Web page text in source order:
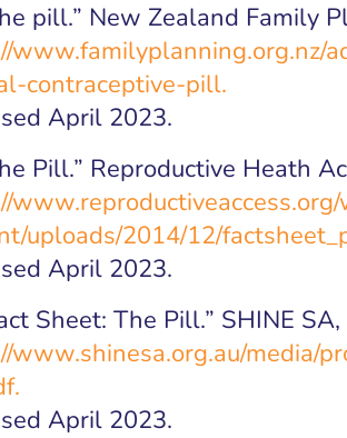
pill.” New Zealand Family
www.familyplanning.org.nz/
contraceptive-pill.
April 2023.
Pill.” Reproductive Heath
uploads/2014/12/
April 2023.
Sheet: The Pill.” SHINE
www.shinesa.org.au/media/
April 2023.